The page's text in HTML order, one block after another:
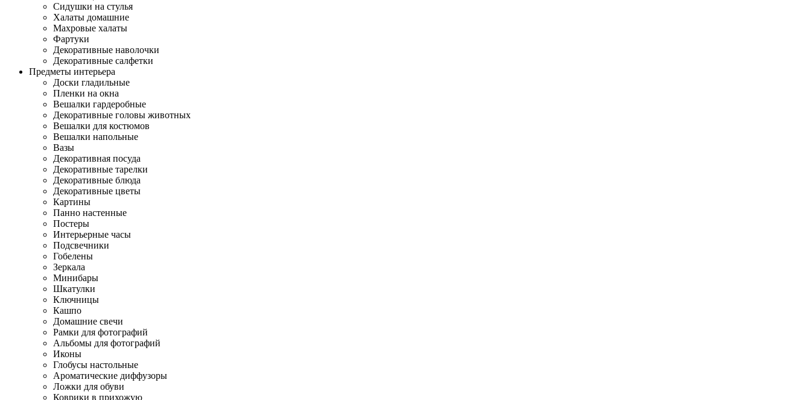
Сидушки на стулья
Халаты домашние
Махровые халаты
Фартуки
Декоративные наволочки
Декоративные салфетки
Предметы интерьера
Доски гладильные
Пленки на окна
Вешалки гардеробные
Декоративные головы животных
Вешалки для костюмов
Вешалки напольные
Вазы
Декоративная посуда
Декоративные тарелки
Декоративные блюда
Декоративные цветы
Картины
Панно настенные
Постеры
Интерьерные часы
Подсвечники
Гобелены
Зеркала
Минибары
Шкатулки
Ключницы
Кашпо
Домашние свечи
Рамки для фотографий
Альбомы для фотографий
Иконы
Глобусы настольные
Ароматические диффузоры
Ложки для обуви
Коврики в прихожую